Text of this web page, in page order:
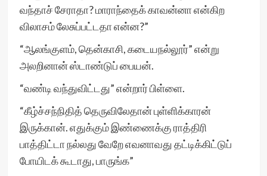
வந்தாச் சேராதா? மாராந்தைக் காவன்னா என்கிற
விலாசம் லேசுப்பட்டதா என்ன?”
“ஆலங்குளம், தென்காசி, கடையநல்லூர்” என்று
அலறினான் ஸ்டாண்டுப் பையன்.
“வண்டி வந்துவிட்டது” என்றார் பிள்ளை.
“கீழ்ச்சந்நிதித் தெருவிலேதான் புள்ளிக்காரன்
இருக்கான். எதுக்கும் இண்ணைக்கு ராத்திரி
பாத்திட்டா நல்லது வேறே எவனாவது தட்டிக்கிட்டுப்
போயிடக் கூடாது, பாருங்க”